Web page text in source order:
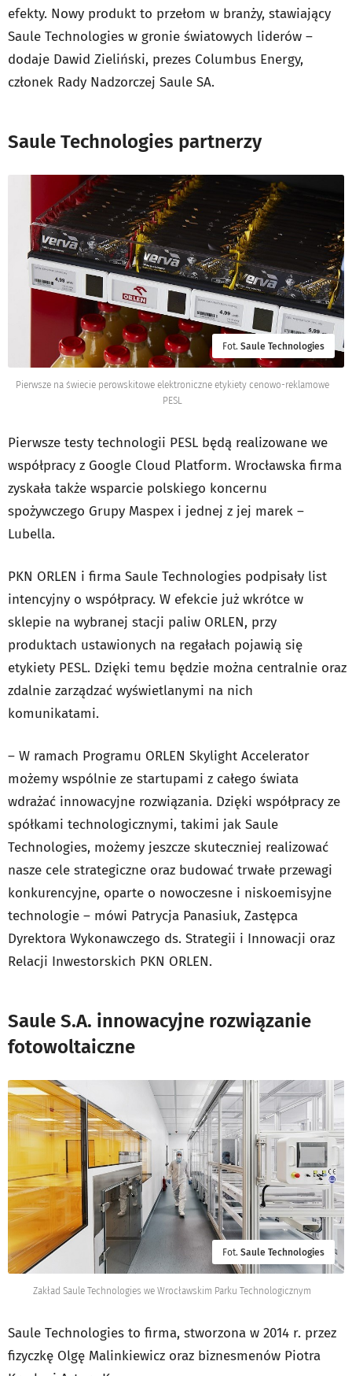
efekty. Nowy produkt to przełom w branży, stawiający
Saule Technologies w gronie światowych liderów –
dodaje Dawid Zieliński, prezes Columbus Energy,
członek Rady Nadzorczej Saule SA.
Saule Technologies partnerzy
Fot. Saule Technologies
Pierwsze na świecie perowskitowe elektroniczne etykiety cenowo-reklamowe
PESL
Pierwsze testy technologii PESL będą realizowane we
współpracy z Google Cloud Platform. Wrocławska firma
zyskała także wsparcie polskiego koncernu
spożywczego Grupy Maspex i jednej z jej marek –
Lubella.
PKN ORLEN i firma Saule Technologies podpisały list
intencyjny o współpracy. W efekcie już wkrótce w
sklepie na wybranej stacji paliw ORLEN, przy
produktach ustawionych na regałach pojawią się
etykiety PESL. Dzięki temu będzie można centralnie oraz
zdalnie zarządzać wyświetlanymi na nich
komunikatami.
– W ramach Programu ORLEN Skylight Accelerator
możemy wspólnie ze startupami z całego świata
wdrażać innowacyjne rozwiązania. Dzięki współpracy ze
spółkami technologicznymi, takimi jak Saule
Technologies, możemy jeszcze skuteczniej realizować
nasze cele strategiczne oraz budować trwałe przewagi
konkurencyjne, oparte o nowoczesne i niskoemisyjne
technologie – mówi Patrycja Panasiuk, Zastępca
Dyrektora Wykonawczego ds. Strategii i Innowacji oraz
Relacji Inwestorskich PKN ORLEN.
Saule S.A. innowacyjne rozwiązanie
fotowoltaiczne
Fot. Saule Technologies
Zakład Saule Technologies we Wrocławskim Parku Technologicznym
Saule Technologies to firma, stworzona w 2014 r. przez
fizyczkę Olgę Malinkiewicz oraz biznesmenów Piotra